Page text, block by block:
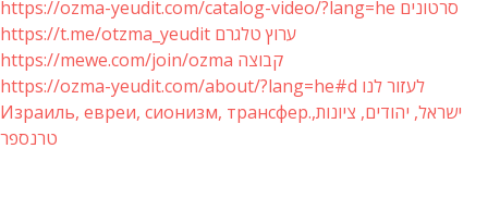
https://ozma-yeudit.com/catalog-video/?lang=he סרטונים
https://t.me/otzma_yeudit ערוץ טלגרם
https://mewe.com/join/ozma קבוצה
https://ozma-yeudit.com/about/?lang=he#d לעזור לנו
Израиль, евреи, сионизм, трансфер.ישראל, יהודים, ציונות,
טרנספר